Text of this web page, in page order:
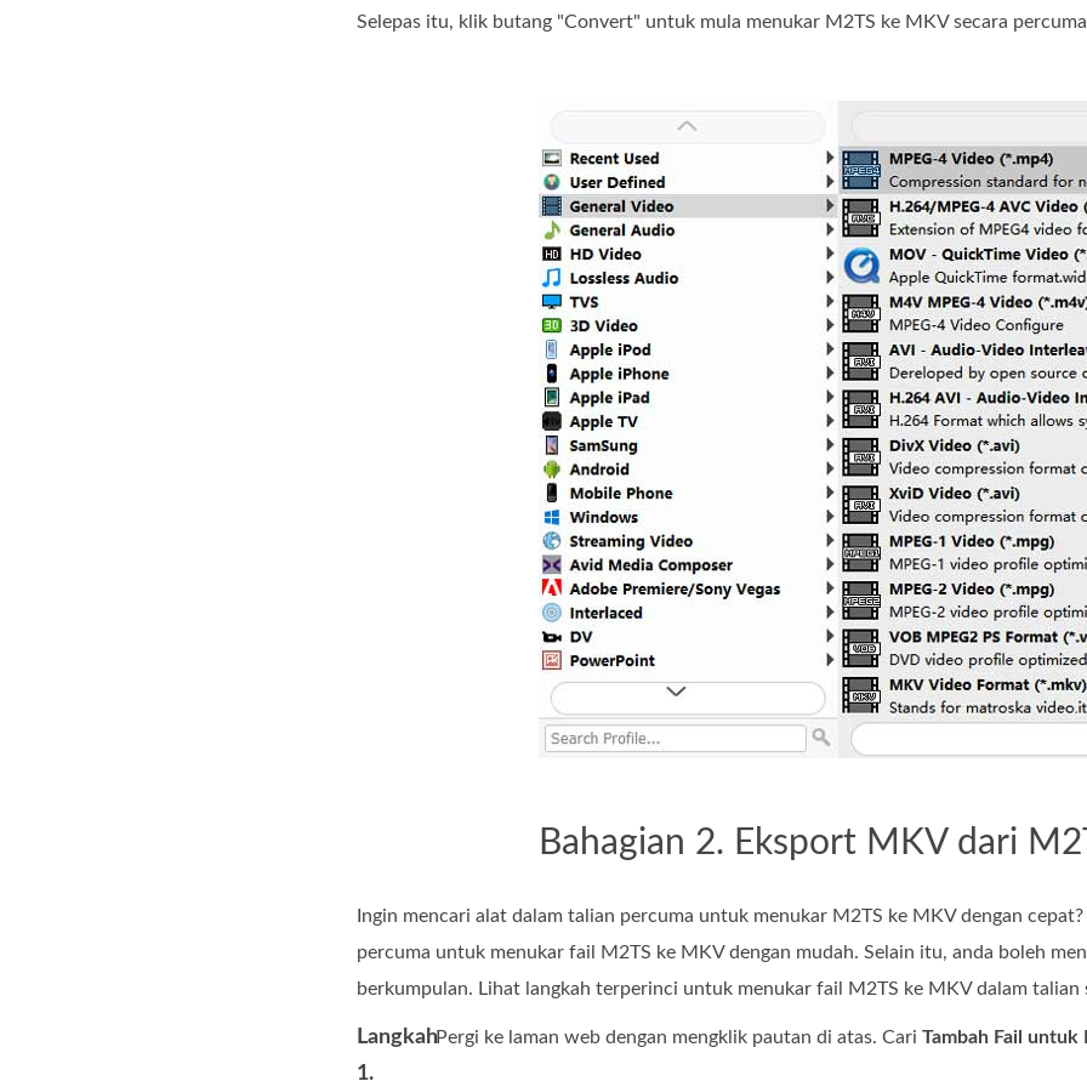
Selepas itu, klik butang "Convert" untuk mula menukar M2TS ke MKV secara
Bahagian 2. Eksport MKV dari
Ingin mencari alat dalam talian percuma untuk menukar M2TS ke MKV dengan cepat?
percuma untuk menukar fail M2TS ke MKV dengan mudah. Selain itu, anda boleh
berkumpulan. Lihat langkah terperinci untuk menukar fail M2TS ke MKV dalam talian
Langkah
1.
Pergi ke laman web dengan mengklik pautan di atas. Cari Tambah Fail untuk